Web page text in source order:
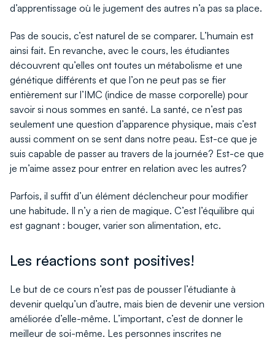
d’apprentissage où le jugement des autres n’a pas sa place.
Pas de soucis, c’est naturel de se comparer. L’humain est
ainsi fait. En revanche, avec le cours, les étudiantes
découvrent qu’elles ont toutes un métabolisme et une
génétique différents et que l’on ne peut pas se fier
entièrement sur l’IMC (indice de masse corporelle) pour
savoir si nous sommes en santé. La santé, ce n’est pas
seulement une question d’apparence physique, mais c’est
aussi comment on se sent dans notre peau. Est-ce que je
suis capable de passer au travers de la journée? Est-ce que
je m’aime assez pour entrer en relation avec les autres?
Parfois, il suffit d’un élément déclencheur pour modifier
une habitude. Il n’y a rien de magique. C’est l’équilibre qui
est gagnant : bouger, varier son alimentation, etc.
Les réactions sont positives!
Le but de ce cours n’est pas de pousser l’étudiante à
devenir quelqu’un d’autre, mais bien de devenir une version
améliorée d’elle-même. L’important, c’est de donner le
meilleur de soi-même. Les personnes inscrites ne